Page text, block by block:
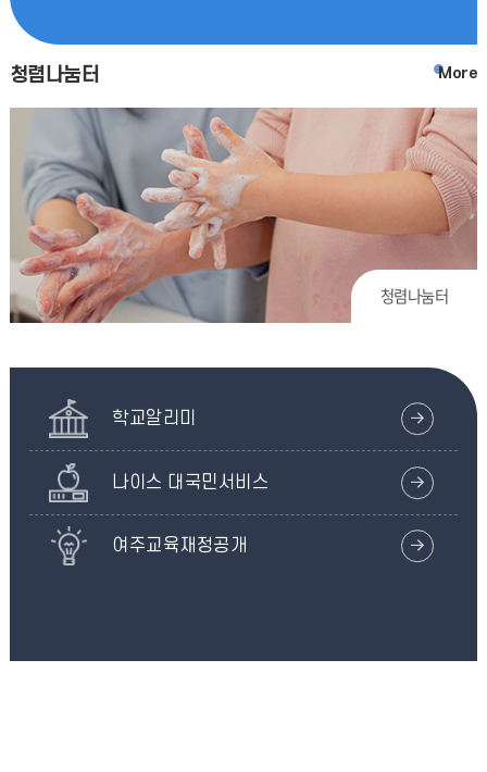
청렴나눔터
청렴나눔터
More
학교알리미
나이스 대국민서비스
여주교육재정공개